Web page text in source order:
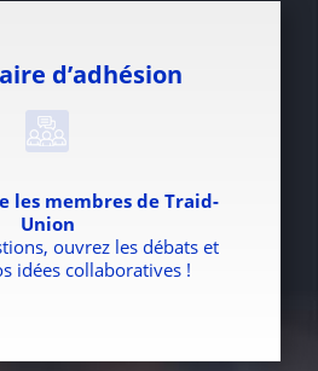
d’adhésion
les membres de Traid-
Union
ouvrez les débats et
idées collaboratives !